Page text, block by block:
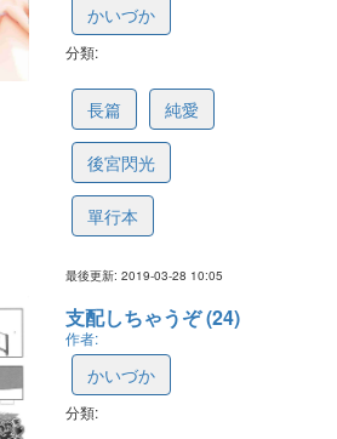
かいづか
分類:
長篇 純愛
後宮閃光
單行本
最後更新: 2019-03-28 10:05
支配しちゃうぞ (24)
作者:
かいづか
分類: